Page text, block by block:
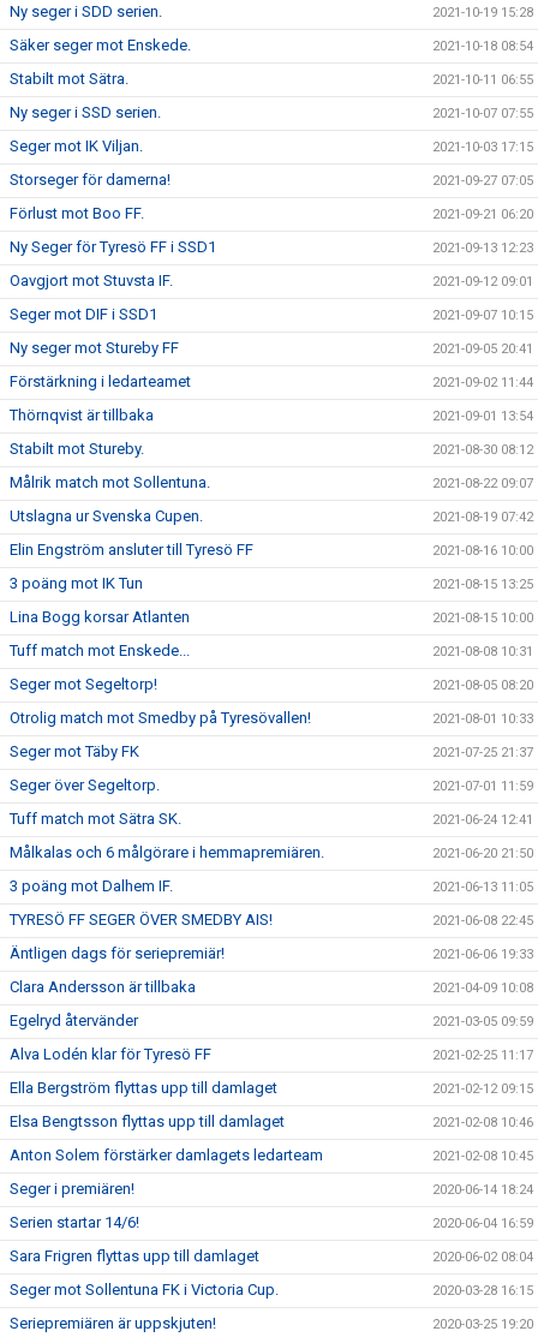
Ny seger i SDD serien. 2021-10-19 15:28
Säker seger mot Enskede. 2021-10-18 08:54
Stabilt mot Sätra. 2021-10-11 06:55
Ny seger i SSD serien. 2021-10-07 07:55
Seger mot IK Viljan. 2021-10-03 17:15
Storseger för damerna! 2021-09-27 07:05
Förlust mot Boo FF. 2021-09-21 06:20
Ny Seger för Tyresö FF i SSD1 2021-09-13 12:23
Oavgjort mot Stuvsta IF. 2021-09-12 09:01
Seger mot DIF i SSD1 2021-09-07 10:15
Ny seger mot Stureby FF 2021-09-05 20:41
Förstärkning i ledarteamet 2021-09-02 11:44
Thörnqvist är tillbaka 2021-09-01 13:54
Stabilt mot Stureby. 2021-08-30 08:12
Målrik match mot Sollentuna. 2021-08-22 09:07
Utslagna ur Svenska Cupen. 2021-08-19 07:42
Elin Engström ansluter till Tyresö FF 2021-08-16 10:00
3 poäng mot IK Tun 2021-08-15 13:25
Lina Bogg korsar Atlanten 2021-08-15 10:00
Tuff match mot Enskede... 2021-08-08 10:31
Seger mot Segeltorp! 2021-08-05 08:20
Otrolig match mot Smedby på Tyresövallen! 2021-08-01 10:33
Seger mot Täby FK 2021-07-25 21:37
Seger över Segeltorp. 2021-07-01 11:59
Tuff match mot Sätra SK. 2021-06-24 12:41
Målkalas och 6 målgörare i hemmapremiären. 2021-06-20 21:50
3 poäng mot Dalhem IF. 2021-06-13 11:05
TYRESÖ FF SEGER ÖVER SMEDBY AIS! 2021-06-08 22:45
Äntligen dags för seriepremiär! 2021-06-06 19:33
Clara Andersson är tillbaka 2021-04-09 10:08
Egelryd återvänder 2021-03-05 09:59
Alva Lodén klar för Tyresö FF 2021-02-25 11:17
Ella Bergström flyttas upp till damlaget 2021-02-12 09:15
Elsa Bengtsson flyttas upp till damlaget 2021-02-08 10:46
Anton Solem förstärker damlagets ledarteam 2021-02-08 10:45
Seger i premiären! 2020-06-14 18:24
Serien startar 14/6! 2020-06-04 16:59
Sara Frigren flyttas upp till damlaget 2020-06-02 08:04
Seger mot Sollentuna FK i Victoria Cup. 2020-03-28 16:15
Seriepremiären är uppskjuten! 2020-03-25 19:20